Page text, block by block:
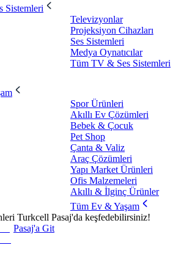
Sistemleri
Televizyonlar
Projeksiyon Cihazları
Ses Sistemleri
Medya Oynatıcılar
Tüm TV & Ses Sistemleri
Spor Ürünleri
Akıllı Ev Çözümleri
Bebek & Çocuk
Pet Shop
Çanta & Valiz
Araç Çözümleri
Yapı Market Ürünleri
Ofis Malzemeleri
Akıllı & İlginç Ürünler
Tüm Ev & Yaşam
Turkcell Pasaj'da keşfedebilirsiniz!
Pasaj'a Git